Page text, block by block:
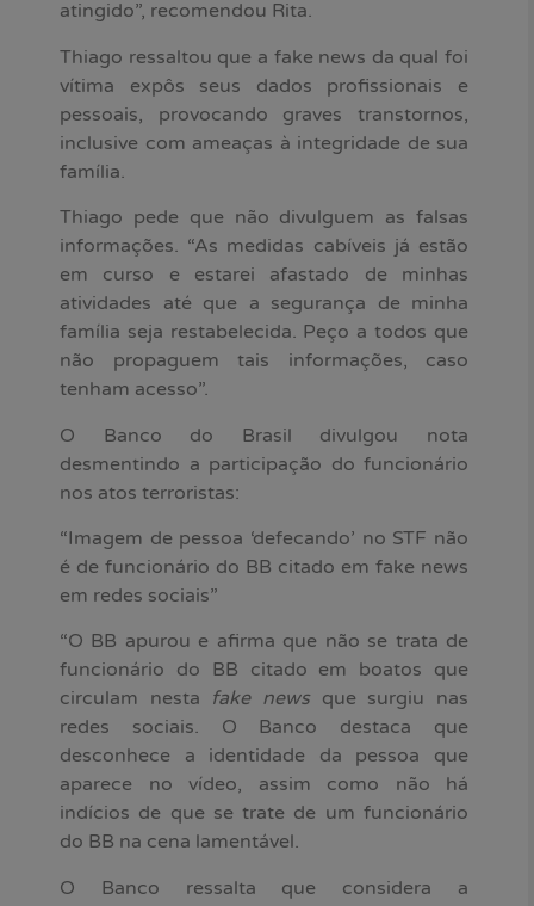
atingido”, recomendou Rita.
Thiago ressaltou que a fake news da qual foi
vítima expôs seus dados profissionais e
pessoais, provocando graves transtornos,
inclusive com ameaças à integridade de sua
família.
Thiago pede que não divulguem as falsas
informações. “As medidas cabíveis já estão
em curso e estarei afastado de minhas
atividades até que a segurança de minha
família seja restabelecida. Peço a todos que
não propaguem tais informações, caso
tenham acesso”.
O Banco do Brasil divulgou nota
desmentindo a participação do funcionário
nos atos terroristas:
“Imagem de pessoa ‘defecando’ no STF não
é de funcionário do BB citado em fake news
em redes sociais”
“O BB apurou e afirma que não se trata de
funcionário do BB citado em boatos que
circulam nesta fake newsque surgiu nas
redes sociais. O Banco destaca que
desconhece a identidade da pessoa que
aparece no vídeo, assim como não há
indícios de que se trate de um funcionário
do BB na cena lamentável.
O Banco ressalta que considera a